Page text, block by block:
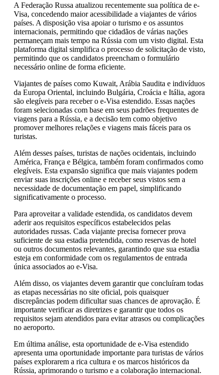
A Federação Russa atualizou recentemente sua política de e-
Visa, concedendo maior acessibilidade a viajantes de vários
países. A disposição visa apoiar o turismo e os assuntos
internacionais, permitindo que cidadãos de várias nações
permaneçam mais tempo na Rússia com um visto digital. Esta
plataforma digital simplifica o processo de solicitação de visto,
permitindo que os candidatos preencham o formulário
necessário online de forma eficiente.
Viajantes de países como Kuwait, Arábia Saudita e indivíduos
da Europa Oriental, incluindo Bulgária, Croácia e Itália, agora
são elegíveis para receber o e-Visa estendido. Essas nações
foram selecionadas com base em seus padrões frequentes de
viagens para a Rússia, e a decisão tem como objetivo
promover melhores relações e viagens mais fáceis para os
turistas.
Além desses países, turistas de nações ocidentais, incluindo
América, França e Bélgica, também foram confirmados como
elegíveis. Esta expansão significa que mais viajantes podem
enviar suas inscrições online e receber seus vistos sem a
necessidade de documentação em papel, simplificando
significativamente o processo.
Para aproveitar a validade estendida, os candidatos devem
aderir aos requisitos específicos estabelecidos pelas
autoridades russas. Cada viajante precisa fornecer prova
suficiente de sua estadia pretendida, como reservas de hotel
ou outros documentos relevantes, garantindo que sua estadia
esteja em conformidade com os regulamentos de entrada
única associados ao e-Visa.
Além disso, os viajantes devem garantir que concluíram todas
as etapas necessárias no site oficial, pois quaisquer
discrepâncias podem dificultar suas chances de aprovação. É
importante verificar as diretrizes e garantir que todos os
requisitos sejam atendidos para evitar atrasos ou complicações
no aeroporto.
Em última análise, esta oportunidade de e-Visa estendido
apresenta uma oportunidade importante para turistas de vários
países explorarem a rica cultura e os marcos históricos da
Rússia, aprimorando o turismo e a colaboração internacional.